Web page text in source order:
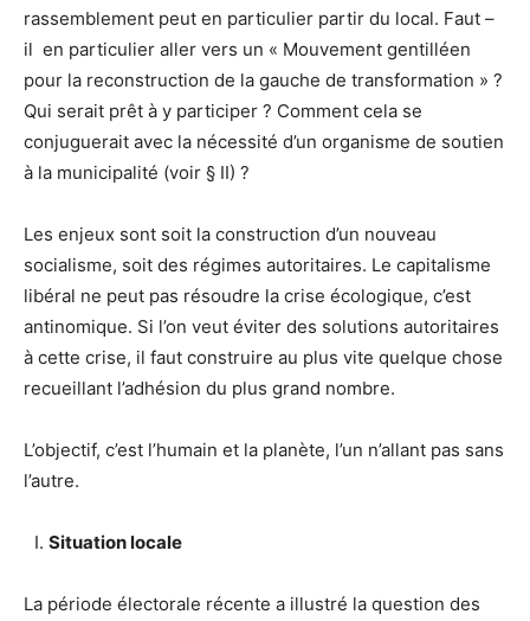
rassemblement peut en particulier partir du local. Faut –
il en particulier aller vers un « Mouvement gentilléen
pour la reconstruction de la gauche de transformation » ?
Qui serait prêt à y participer ? Comment cela se
conjuguerait avec la nécessité d’un organisme de soutien
à la municipalité (voir § II) ?
Les enjeux sont soit la construction d’un nouveau
socialisme, soit des régimes autoritaires. Le capitalisme
libéral ne peut pas résoudre la crise écologique, c’est
antinomique. Si l’on veut éviter des solutions autoritaires
à cette crise, il faut construire au plus vite quelque chose
recueillant l’adhésion du plus grand nombre.
L’objectif, c’est l’humain et la planète, l’un n’allant pas sans
l’autre.
Situation locale
La période électorale récente a illustré la question des